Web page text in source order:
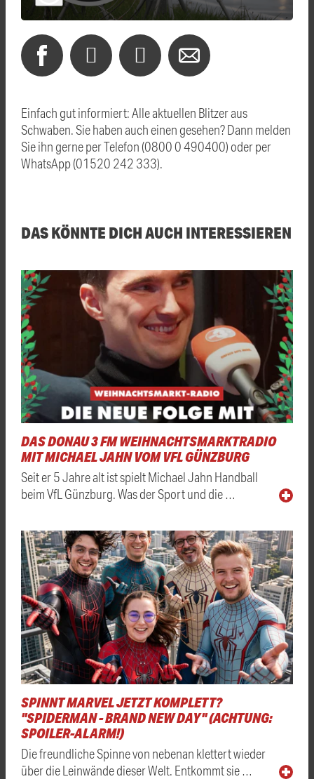
Einfach gut informiert: Alle aktuellen Blitzer aus
Schwaben. Sie haben auch einen gesehen? Dann melden
Sie ihn gerne per Telefon (0800 0 490400) oder per
WhatsApp (01520 242 333).
DAS KÖNNTE DICH AUCH INTERESSIEREN
DAS DONAU 3 FM WEIHNACHTSMARKTRADIO
MIT MICHAEL JAHN VOM VFL GÜNZBURG
Seit er 5 Jahre alt ist spielt Michael Jahn Handball
beim VfL Günzburg. Was der Sport und die …
SPINNT MARVEL JETZT KOMPLETT?
"SPIDERMAN - BRAND NEW DAY" (ACHTUNG:
SPOILER-ALARM!)
Die freundliche Spinne von nebenan klettert wieder
über die Leinwände dieser Welt. Entkommt sie …